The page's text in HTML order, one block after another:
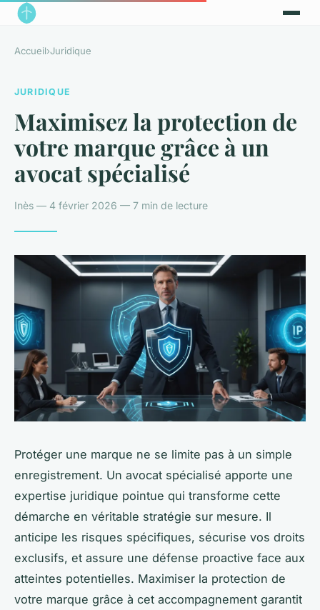
Accueil›Juridique
JURIDIQUE
Maximisez la protection de
votre marque grâce à un
avocat spécialisé
Inès — 4 février 2026 — 7 min de lecture
Protéger une marque ne se limite pas à un simple
enregistrement. Un avocat spécialisé apporte une
expertise juridique pointue qui transforme cette
démarche en véritable stratégie sur mesure. Il
anticipe les risques spécifiques, sécurise vos droits
exclusifs, et assure une défense proactive face aux
atteintes potentielles. Maximiser la protection de
votre marque grâce à cet accompagnement garantit